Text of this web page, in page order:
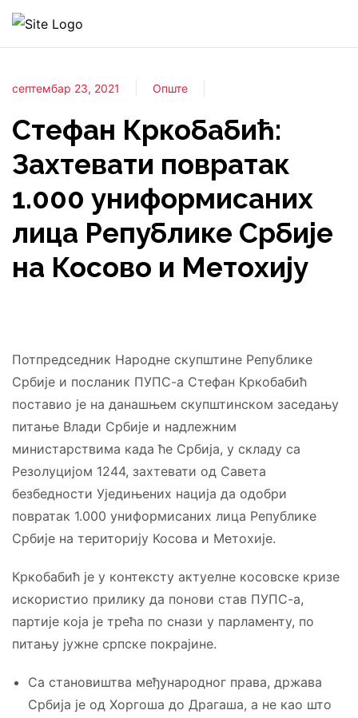
септембар 23, 2021 Опште
Стефан Кркобабић:
Захтевати повратак
1.000 униформисаних
лица Републике Србије
на Косово и Метохију
Потпредседник Народне скупштине Републике
Србије и посланик ПУПС-а Стефан Кркобабић
поставио је на данашњем скупштинском заседању
питање Влади Србије и надлежним
министарствима када ће Србија, у складу са
Резолуцијом 1244, захтевати од Савета
безбедности Уједињених нација да одобри
повратак 1.000 униформисаних лица Републике
Србије на територију Косова и Метохије.
Кркобабић је у контексту актуелне косовске кризе
искористио прилику да понови став ПУПС-а,
партије која је трећа по снази у парламенту, по
питању јужне српске покрајине.
Са становиштва међународног права, држава
Србија је од Хоргоша до Драгаша, а не као што